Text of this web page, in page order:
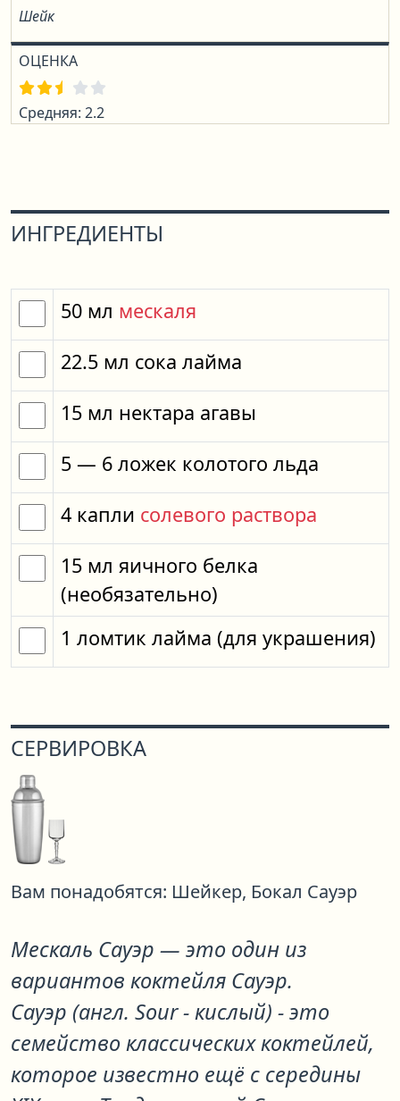
Шейк
ОЦЕНКА
Средняя: 2.2
ИНГРЕДИЕНТЫ
50 мл мескаля
22.5 мл сока лайма
15 мл нектара агавы
5 — 6 ложек колотого льда
4 капли солевого раствора
15 мл яичного белка
(необязательно)
1 ломтик лайма (для украшения)
СЕРВИРОВКА
Вам понадобятся: Шейкер, Бокал Сауэр
Мескаль Сауэр — это один из
вариантов коктейля Сауэр.
Сауэр (англ. Sour - кислый) - это
семейство классических коктейлей,
которое известно ещё с середины